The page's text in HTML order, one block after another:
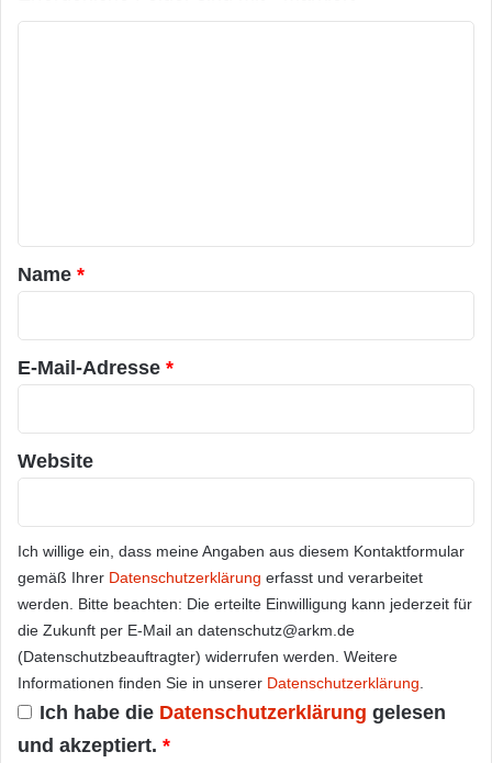
a
r
*
Name *
E-Mail-Adresse *
Website
Ich willige ein, dass meine Angaben aus diesem Kontaktformular
gemäß Ihrer Datenschutzerklärung erfasst und verarbeitet
werden. Bitte beachten: Die erteilte Einwilligung kann jederzeit für
die Zukunft per E-Mail an datenschutz@arkm.de
(Datenschutzbeauftragter) widerrufen werden. Weitere
Informationen finden Sie in unserer Datenschutzerklärung.
Ich habe die Datenschutzerklärung gelesen
und akzeptiert. *